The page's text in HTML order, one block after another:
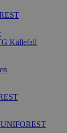
Källefall
UNIFOREST